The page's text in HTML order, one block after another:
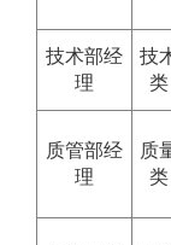
技术部经
理
技
类
质管部经
理
质
类